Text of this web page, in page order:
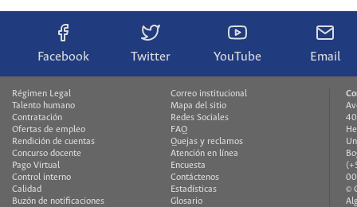
Facebook Twitter YouTube Email
Régimen Legal
Talento humano
Contratación
Ofertas de empleo
Rendición de cuentas
Concurso docente
Pago Virtual
Control interno
Calidad
Buzón de notificaciones
Correo institucional
Mapa del sitio
Redes Sociales
FAQ
Quejas y reclamos
Atención en línea
Encuesta
Contáctenos
Estadísticas
Glosario
©